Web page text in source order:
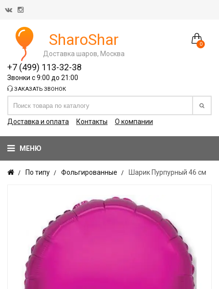
0
SharoShar
Доставка шаров, Москва
+7 (499) 113-32-38
Звонки с 9:00 до 21:00
ЗАКАЗАТЬ ЗВОНОК
Доставка и оплата Контакты О компании
МЕНЮ
По типу Фольгированные Шарик Пурпурный 46 см